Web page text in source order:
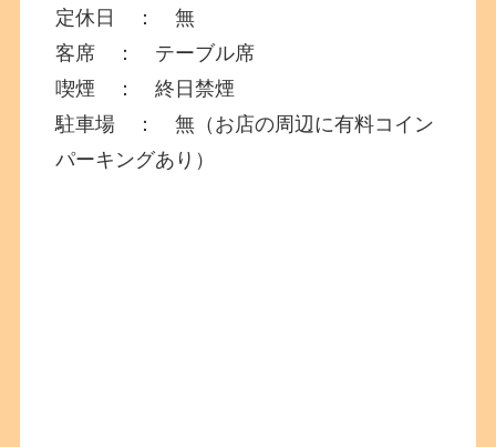
定休日 ： 無
客席 ： テーブル席
喫煙 ： 終日禁煙
駐車場 ： 無（お店の周辺に有料コイン
パーキングあり）